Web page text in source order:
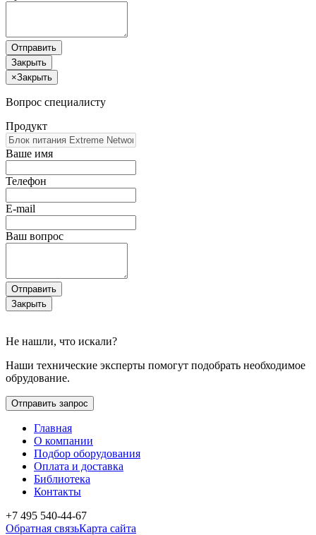
Отправить
Закрыть
×Закрыть
Вопрос специалисту
Продукт
Ваше имя
Телефон
E-mail
Ваш вопрос
Отправить
Закрыть
Не нашли, что искали?
Наши технические эксперты помогут подобрать необходимое
обрудование.
Отправить запрос
Главная
О компании
Подбор оборудования
Оплата и доставка
Библиотека
Контакты
+7 495 540-44-67
Обратная связьКарта сайта